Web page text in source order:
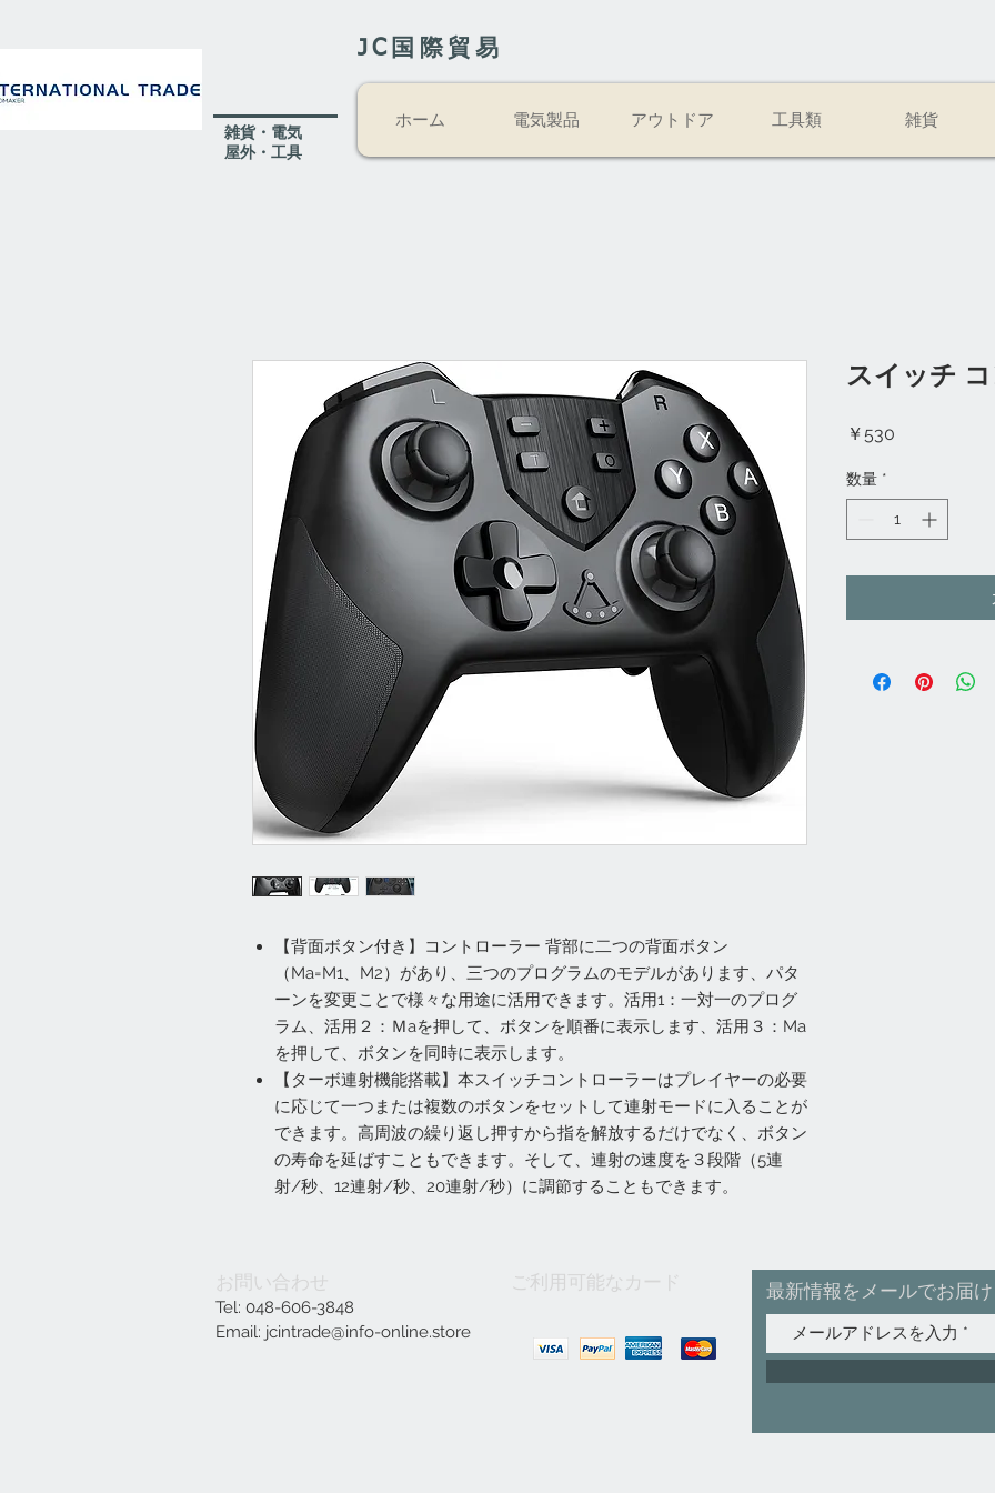
JC国際貿易
​雑貨・電気
​屋外・工具
ホーム 電気製品 アウトドア 工具類 雑貨
【背面ボタン付き】コントローラー 背部に二つの背面ボタン
（Ma=M1、M2）があり、三つのプログラムのモデルがあります、パタ
ーンを変更ことで様々な用途に活用できます。活用1：一対一のプログ
ラム、活用２：Ｍaを押して、ボタンを順番に表示します、活用３：Ma
を押して、ボタンを同時に表示します。
【ターボ連射機能搭載】本スイッチコントローラーはプレイヤーの必要
に応じて一つまたは複数のボタンをセットして連射モードに入ることが
できます。高周波の繰り返し押すから指を解放するだけでなく、ボタン
の寿命を延ばすこともできます。そして、連射の速度を３段階（5連
射/秒、12連射/秒、20連射/秒）に調節することもできます。
スイッチ
￥530
数量 *
お問い合わせ
Tel: 048-606-3848
Email: jcintrade@info-online.store
ご利用可能なカード 最新情報をメールでお届